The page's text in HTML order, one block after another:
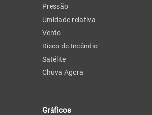
Pressão
Umidade relativa
Vento
Risco de Incêndio
Satélite
Chuva Agora
Gráficos